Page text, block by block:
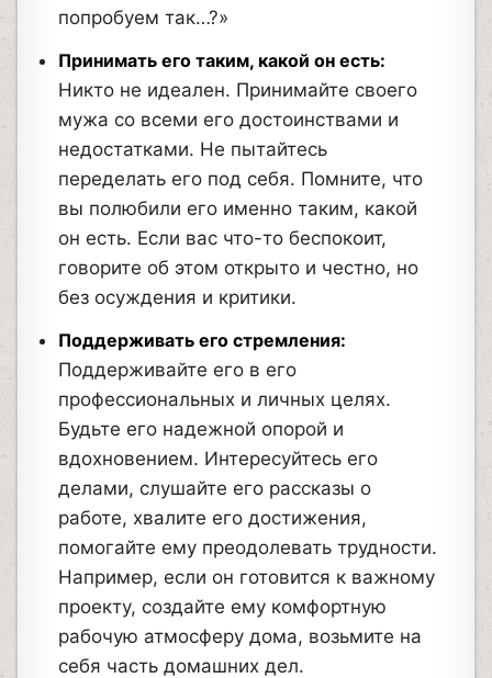
попробуем так…?»
Принимать его таким, какой он есть:
Никто не идеален. Принимайте своего
мужа со всеми его достоинствами и
недостатками. Не пытайтесь
переделать его под себя. Помните, что
вы полюбили его именно таким, какой
он есть. Если вас что-то беспокоит,
говорите об этом открыто и честно, но
без осуждения и критики.
Поддерживать его стремления:
Поддерживайте его в его
профессиональных и личных целях.
Будьте его надежной опорой и
вдохновением. Интересуйтесь его
делами, слушайте его рассказы о
работе, хвалите его достижения,
помогайте ему преодолевать трудности.
Например, если он готовится к важному
проекту, создайте ему комфортную
рабочую атмосферу дома, возьмите на
себя часть домашних дел.